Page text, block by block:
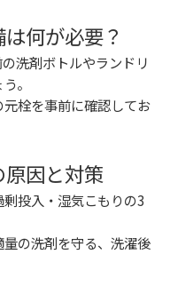
何が必要？
洗剤ボトルやランドリ
。
栓を事前に確認してお
因と対策
投入・湿気こもりの3
の洗剤を守る、洗濯後